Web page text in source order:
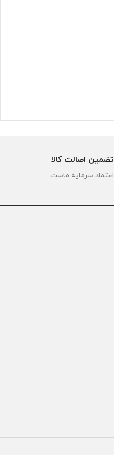
تضمین اصالت کالا
اعتماد سرمایه ماست